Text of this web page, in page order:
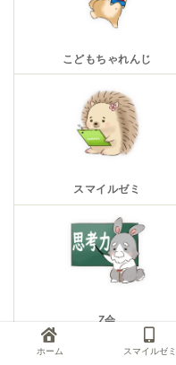
こどもちゃれんじ
スマイルゼミ
Z会
ホーム スマイルゼミ